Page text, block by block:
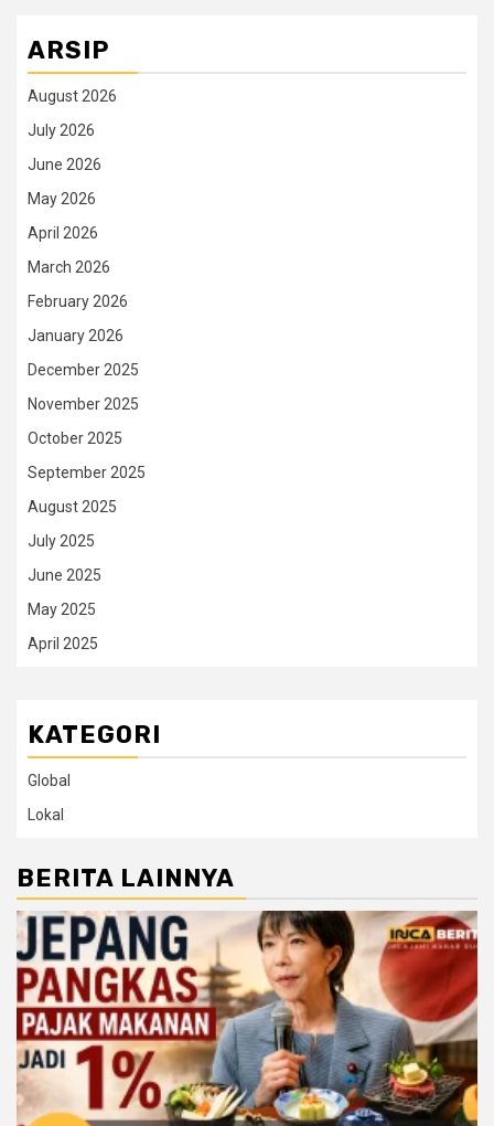
ARSIP
August 2026
July 2026
June 2026
May 2026
April 2026
March 2026
February 2026
January 2026
December 2025
November 2025
October 2025
September 2025
August 2025
July 2025
June 2025
May 2025
April 2025
KATEGORI
Global
Lokal
BERITA LAINNYA